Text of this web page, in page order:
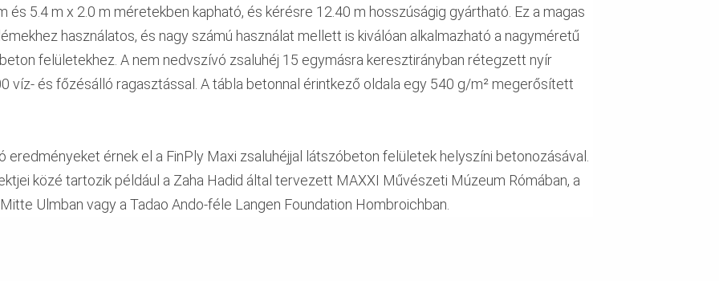
és 5.4 m x 2.0 m méretekben kapható, és kérésre 12.40 m hosszúságig gyártható. Ez a magas
használatos, és nagy számú használat mellett is kiválóan alkalmazható a nagyméretű
felületekhez. A nem nedvszívó zsaluhéj 15 egymásra keresztirányban rétegzett nyír
víz- és főzésálló ragasztással. A tábla betonnal érintkező oldala egy 540 g/m² megerősített
eredményeket érnek el a FinPly Maxi zsaluhéjjal látszóbeton felületek helyszíni betonozásával.
közé tartozik például a Zaha Hadid által tervezett MAXXI Művészeti Múzeum Rómában, a
Ulmban vagy a Tadao Ando-féle Langen Foundation Hombroichban.